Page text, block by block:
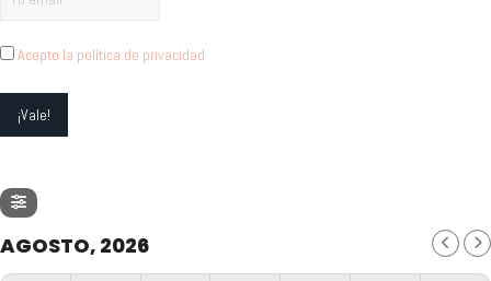
Acepto la política de privacidad
AGOSTO, 2026